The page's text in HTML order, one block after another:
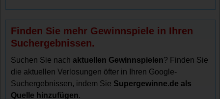
Finden Sie mehr Gewinnspiele in Ihren
Suchergebnissen.
Suchen Sie nachaktuellen Gewinnspielen? Finden Sie
die aktuellen Verlosungen öfter in Ihren Google-
Suchergebnissen, indem Sie Supergewinne.de als
Quelle hinzufügen.